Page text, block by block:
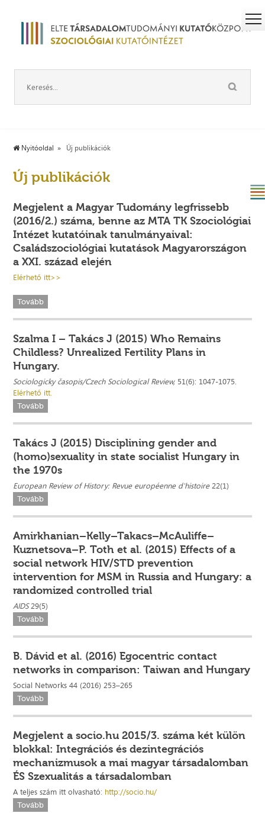
Nyitóoldal Új publikációk
Új publikációk
Megjelent a Magyar Tudomány legfrissebb
(2016/2.) száma, benne az MTA TK Szociológiai
Intézet kutatóinak tanulmányaival:
Családszociológiai kutatások Magyarországon
a XXI. század elején
Elérhető itt>>
Tovább
Szalma I – Takács J (2015) Who Remains
Childless? Unrealized Fertility Plans in
Hungary.
Sociologicky časopis/Czech Sociological Review, 51(6): 1047-1075.
Elérhető itt.
Tovább
Takács J (2015) Disciplining gender and
(homo)sexuality in state socialist Hungary in
the 1970s
European Review of History: Revue européenne d'histoire22(1)
Tovább
Amirkhanian–Kelly–Takacs–McAuliffe–
Kuznetsova–P. Toth et al. (2015) Effects of a
social network HIV/STD prevention
intervention for MSM in Russia and Hungary: a
randomized controlled trial
AIDS29(5)
Tovább
B. Dávid et al. (2016) Egocentric contact
networks in comparison: Taiwan and Hungary
Social Networks 44 (2016) 253–265
Tovább
Megjelent a socio.hu 2015/3. száma két külön
blokkal: Integrációs és dezintegrációs
mechanizmusok a mai magyar társadalomban
ÉS Szexualitás a társadalomban
A teljes szám itt olvasható: http://socio.hu/
Tovább